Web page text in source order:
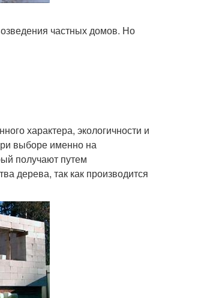
частных домов. Но
характера, экологичности и
выборе именно на
получают путем
дерева, так как производится